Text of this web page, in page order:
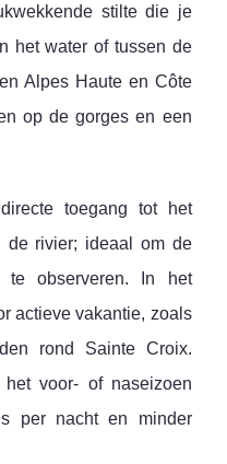
stilte die je
het water of tussen de
Alpes Haute en Côte
op de gorges en een
toegang tot het
de rivier; ideaal om de
observeren. In het
actieve vakantie, zoals
rond Sainte Croix.
het voor- of naseizoen
per nacht en minder